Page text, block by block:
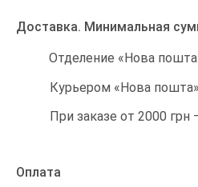
Доставка. Минимальная
Отделение «Нова
Курьером «Нова
При заказе от 2000 грн
Оплата